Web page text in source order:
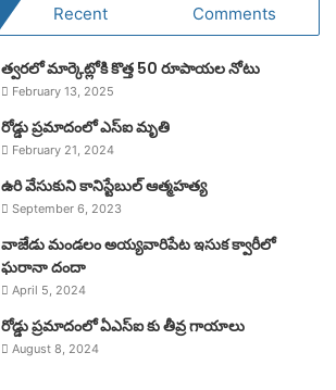
Recent Comments
త్వరలో మార్కెట్లోకి కొత్త 50 రూపాయల నోటు
February 13, 2025
రోడ్డు ప్రమాదంలో ఎస్ఐ మృతి
February 21, 2024
ఉరి వేసుకుని కానిస్టేబుల్ ఆత్మహత్య
September 6, 2023
వాజేడు మండలం అయ్యవారిపేట ఇసుక క్వారీలో
ఘరానా దందా
April 5, 2024
రోడ్డు ప్రమాదంలో ఏఎస్ఐ కు తీవ్ర గాయాలు
August 8, 2024